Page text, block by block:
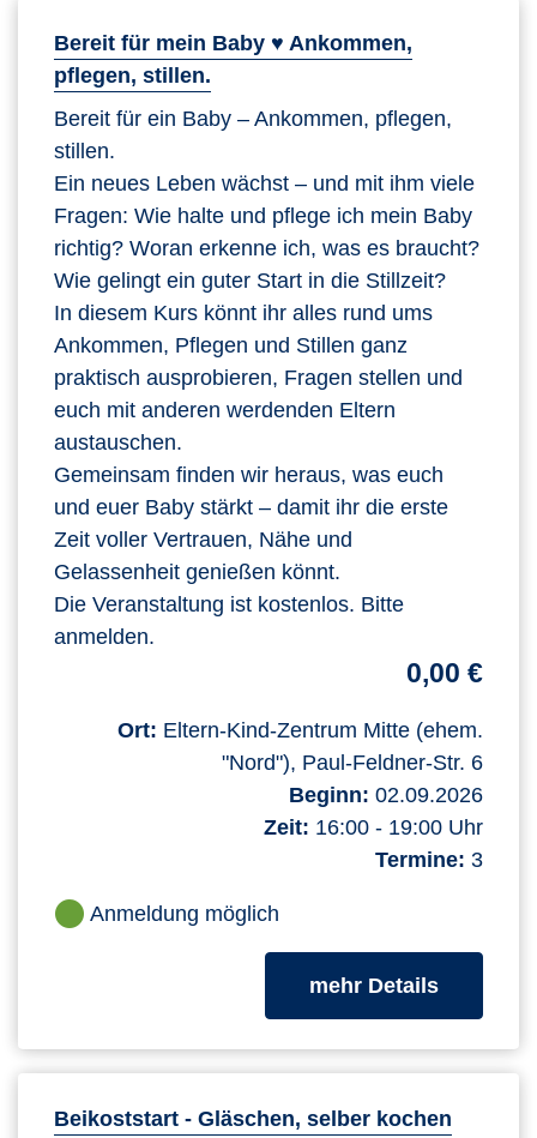
Bereit für mein Baby ♥ Ankommen,
pflegen, stillen.
Bereit für ein Baby – Ankommen, pflegen,
stillen.
Ein neues Leben wächst – und mit ihm viele
Fragen: Wie halte und pflege ich mein Baby
richtig? Woran erkenne ich, was es braucht?
Wie gelingt ein guter Start in die Stillzeit?
In diesem Kurs könnt ihr alles rund ums
Ankommen, Pflegen und Stillen ganz
praktisch ausprobieren, Fragen stellen und
euch mit anderen werdenden Eltern
austauschen.
Gemeinsam finden wir heraus, was euch
und euer Baby stärkt – damit ihr die erste
Zeit voller Vertrauen, Nähe und
Gelassenheit genießen könnt.
Die Veranstaltung ist kostenlos. Bitte
anmelden.
0,00 €
Ort: Eltern-Kind-Zentrum Mitte (ehem.
"Nord"), Paul-Feldner-Str. 6
Beginn: 02.09.2026
Zeit: 16:00 - 19:00 Uhr
Termine: 3
Anmeldung möglich
mehr Detailszum
Beikoststart - Gläschen, selber kochen